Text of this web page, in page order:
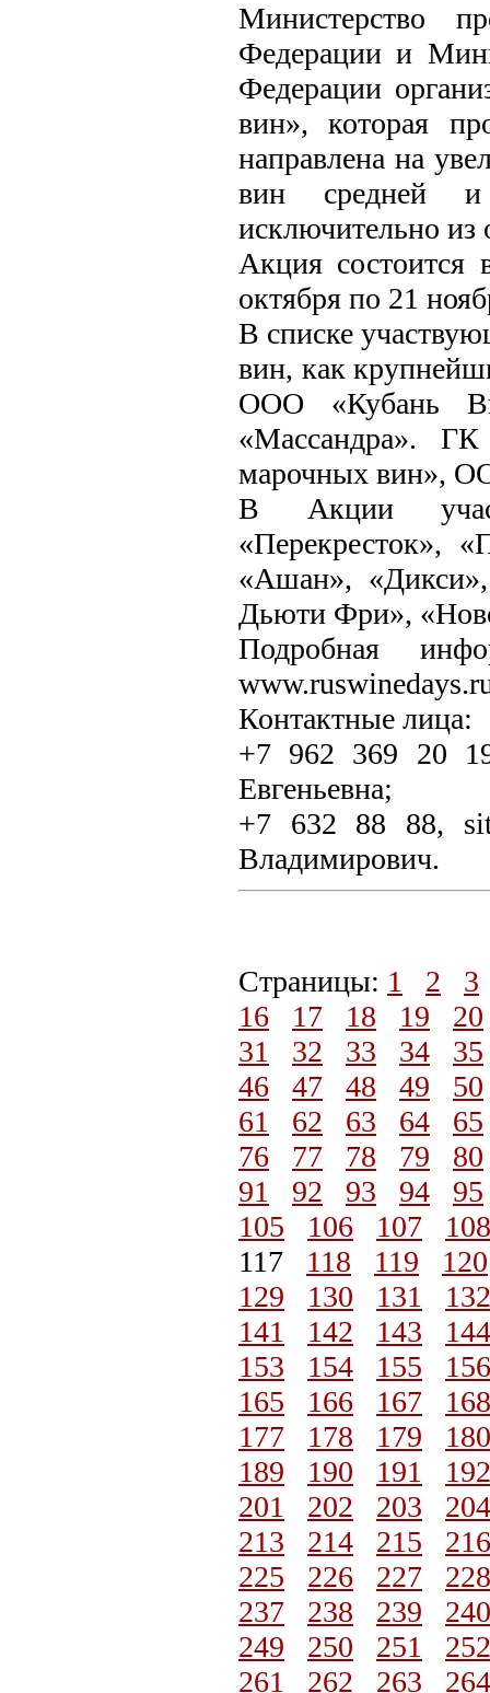
Министерство
Федерации и
Федерации
вин», которая
направлена на
вин средней и
исключительно из
Акция
октября по 21
В списке
вин, как
ООО «Кубань
«Массандра».
марочных вин»,
В Акции
«Перекресток»,
«Ашан»,
Дьюти Фри»,
Подробная
Контактные лица:
+7 962 369 20
Евгеньевна;
+7 632 88 88,
Владимирович.
Страницы: 1 2
3
16
17 18 19
20
31
32 33 34
35
46
47 48 49
50
61
62 63 64
65
76
77 78 79
80
91
92 93 94
95
105
106 107
108
117 118 119
120
129
130 131
132
141
142 143
144
153
154 155
156
165
166 167
168
177
178 179
180
189
190 191
192
201
202 203
204
213
214 215
216
225
226 227
228
237
238 239
240
249
250 251
252
261
262 263 264